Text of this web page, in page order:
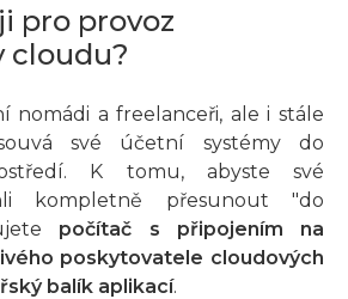
pro provoz
cloudu?
nomádi a freelanceři, ale i stále
své účetní systémy do
K tomu, abyste své
kompletně přesunout "do
počítač s připojením na
poskytovatele cloudových
balík aplikací.